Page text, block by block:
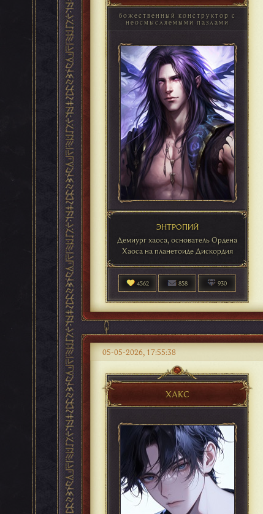
Демиург хаоса, основатель Ордена
Хаоса на планетоиде Дискордия
ЭНТРОПИЙ
4562 858 930
божественный конструктор с
неосмысляемыми пазлами
ХАКС
05-05-2026, 17:55:38